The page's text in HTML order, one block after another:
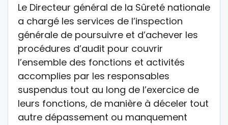
Le Directeur général de la Sûreté nationale
a chargé les services de l’inspection
générale de poursuivre et d’achever les
procédures d’audit pour couvrir
l’ensemble des fonctions et activités
accomplies par les responsables
suspendus tout au long de l’exercice de
leurs fonctions, de manière à déceler tout
autre dépassement ou manquement